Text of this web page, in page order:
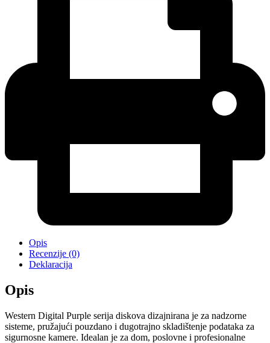
Opis
Recenzije (0)
Deklaracija
Opis
Western Digital Purple serija diskova dizajnirana je za nadzorne
sisteme, pružajući pouzdano i dugotrajno skladištenje podataka za
sigurnosne kamere. Idealan je za dom, poslovne i profesionalne